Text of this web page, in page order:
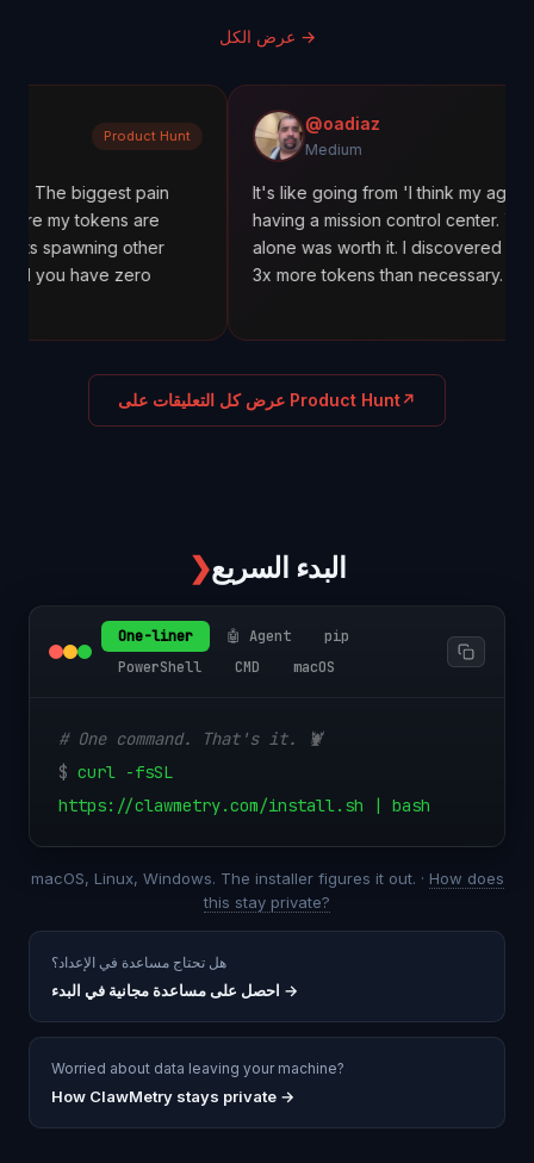
عرض الكل →
Product Hunt
pain
are
other
zero
@oadiaz
Medium
It's like going from 'I think my agents are
having a mission control center. The cost
alone was worth it. I discovered one agent
3x more tokens than necessary.
عرض كل التعليقات على Product Hunt↗
❯البدء السريع
One-liner 🤖 Agent
pip
PowerShell
CMD macOS
# One command. That's it. 🦞
$ curl -fsSL
https://clawmetry.com/install.sh | bash
macOS, Linux, Windows. The installer figures it out. · How does
this stay private?
هل تحتاج مساعدة في الإعداد؟
احصل على مساعدة مجانية في البدء →
Worried about data leaving your machine?
How ClawMetry stays private →